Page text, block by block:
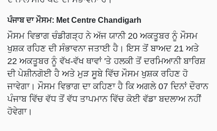
ਪੰਜਾਬ ਦਾ ਮੌਸਮ: Met Centre Chandigarh
ਮੌਸਮ ਵਿਭਾਗ ਚੰਡੀਗੜ੍ਹ ਨੇ ਅੱਜ ਯਾਨੀ 20 ਅਕਤੂਬਰ ਨੂੰ ਮੌਸਮ
ਖੁਸ਼ਕ ਰਹਿਣ ਦੀ ਸੰਭਾਵਨਾ ਜਤਾਈ ਹੈ। ਇਸ ਤੋਂ ਬਾਅਦ 21 ਅਤੇ
22 ਅਕਤੂਬਰ ਨੂੰ ਵੱਖ-ਵੱਖ ਥਾਵਾਂ 'ਤੇ ਹਲਕੀ ਤੋਂ ਦਰਮਿਆਨੀ ਬਾਰਿਸ਼
ਦੀ ਪੇਸ਼ੀਨਗੋਈ ਹੈ ਅਤੇ ਮੁੜ ਸੂਬੇ ਵਿੱਚ ਮੌਸਮ ਖੁਸ਼ਕ ਰਹਿਣ ਹੋ
ਜਾਵੇਗਾ। ਮੌਸਮ ਵਿਭਾਗ ਦਾ ਕਹਿਣਾ ਹੈ ਕਿ ਅਗਲੇ 07 ਦਿਨਾਂ ਦੌਰਾਨ
ਪੰਜਾਬ ਵਿੱਚ ਵੱਧ ਤੋਂ ਵੱਧ ਤਾਪਮਾਨ ਵਿੱਚ ਕੋਈ ਵੱਡਾ ਬਦਲਾਅ ਨਹੀਂ
ਹੋਵੇਗਾ।